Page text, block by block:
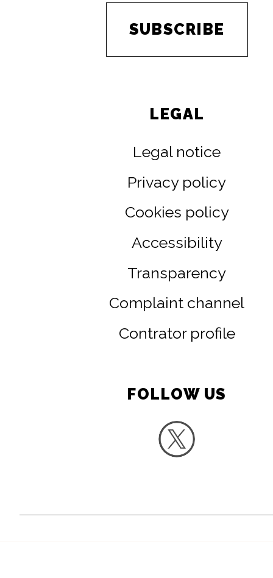
SUBSCRIBE
LEGAL
Legal notice
Privacy policy
Cookies policy
Accessibility
Transparency
Complaint channel
Contrator profile
FOLLOW US